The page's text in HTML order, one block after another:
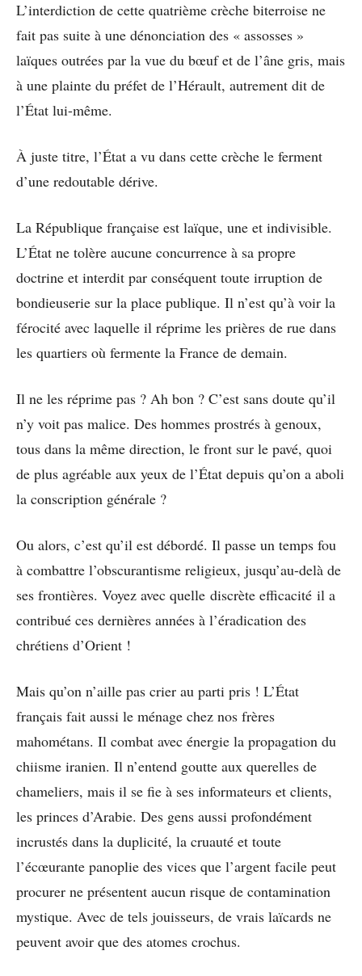
L’interdiction de cette quatrième crèche biterroise ne
fait pas suite à une dénonciation des « assosses »
laïques outrées par la vue du bœuf et de l’âne gris, mais
à une plainte du préfet de l’Hérault, autrement dit de
l’État lui-même.
À juste titre, l’État a vu dans cette crèche le ferment
d’une redoutable dérive.
La République française est laïque, une et indivisible.
L’État ne tolère aucune concurrence à sa propre
doctrine et interdit par conséquent toute irruption de
bondieuserie sur la place publique. Il n’est qu’à voir la
férocité avec laquelle il réprime les prières de rue dans
les quartiers où fermente la France de demain.
Il ne les réprime pas ? Ah bon ? C’est sans doute qu’il
n’y voit pas malice. Des hommes prostrés à genoux,
tous dans la même direction, le front sur le pavé, quoi
de plus agréable aux yeux de l’État depuis qu’on a aboli
la conscription générale ?
Ou alors, c’est qu’il est débordé. Il passe un temps fou
à combattre l’obscurantisme religieux, jusqu’au-delà de
ses frontières. Voyez avec quelle discrète efficacité il a
contribué ces dernières années à l’éradication des
chrétiens d’Orient !
Mais qu’on n’aille pas crier au parti pris ! L’État
français fait aussi le ménage chez nos frères
mahométans. Il combat avec énergie la propagation du
chiisme iranien. Il n’entend goutte aux querelles de
chameliers, mais il se fie à ses informateurs et clients,
les princes d’Arabie. Des gens aussi profondément
incrustés dans la duplicité, la cruauté et toute
l’écœurante panoplie des vices que l’argent facile peut
procurer ne présentent aucun risque de contamination
mystique. Avec de tels jouisseurs, de vrais laïcards ne
peuvent avoir que des atomes crochus.